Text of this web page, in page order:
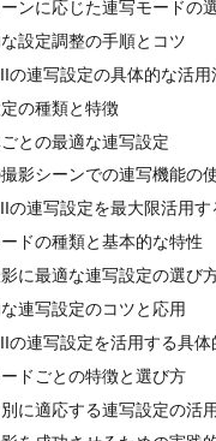
ンに応じた連写モードの
設定調整の手順とコツ
の連写設定の具体的な活用
の種類と特徴
との最適な連写設定
影シーンでの連写機能の
の連写設定を最大限活用
ドの種類と基本的な特性
に最適な連写設定の選び
連写設定のコツと応用
の連写設定を活用する具体
ドごとの特徴と選び方
に適応する連写設定の活